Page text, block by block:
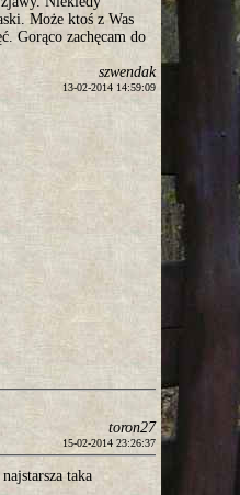
Może ktoś z Was
Gorąco zachęcam do
szwendak
13-02-2014 14:59:09
toron27
15-02-2014 23:26:37
taka